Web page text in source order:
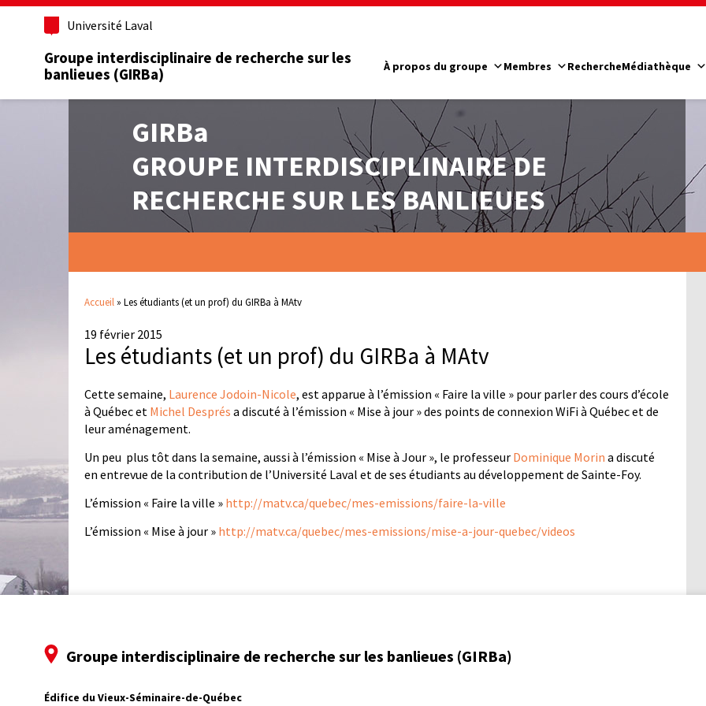
Université Laval
Groupe interdisciplinaire de recherche sur les
banlieues (GIRBa)
À propos du groupe Membres RechercheMédiathèque
GIRBa
GROUPE INTERDISCIPLINAIRE DE
RECHERCHE SUR LES BANLIEUES
Accueil » Les étudiants (et un prof) du GIRBa à MAtv
19 février 2015
Les étudiants (et un prof) du GIRBa à MAtv
Cette semaine, Laurence Jodoin-Nicole, est apparue à l’émission « Faire la ville » pour parler des cours d’école
à Québec et Michel Després a discuté à l’émission « Mise à jour » des points de connexion WiFi à Québec et de
leur aménagement.
Un peu plus tôt dans la semaine, aussi à l’émission « Mise à Jour », le professeur Dominique Morin a discuté
en entrevue de la contribution de l’Université Laval et de ses étudiants au développement de Sainte-Foy.
L’émission « Faire la ville » http://matv.ca/quebec/mes-emissions/faire-la-ville
L’émission « Mise à jour » http://matv.ca/quebec/mes-emissions/mise-a-jour-quebec/videos
Groupe interdisciplinaire de recherche sur les banlieues (GIRBa)
Édifice du Vieux-Séminaire-de-Québec